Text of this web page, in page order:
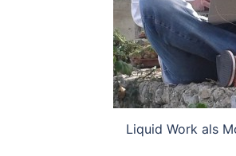
Liquid Work als